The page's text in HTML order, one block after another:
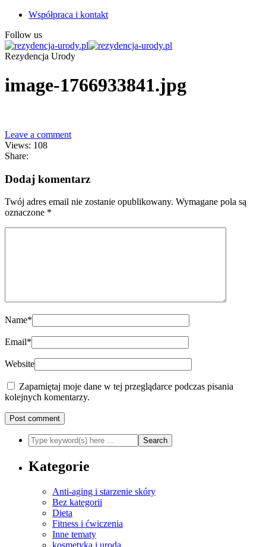
Współpraca i kontakt
Follow us
Rezydencja Urody
image-1766933841.jpg
Leave a comment
Views: 108
Share:
Dodaj komentarz
Twój adres email nie zostanie opublikowany. Wymagane pola są
oznaczone *
Name*
Email*
Website
Zapamiętaj moje dane w tej przeglądarce podczas pisania
kolejnych komentarzy.
Kategorie
Anti-aging i starzenie skóry
Bez kategorii
Dieta
Fitness i ćwiczenia
Inne tematy